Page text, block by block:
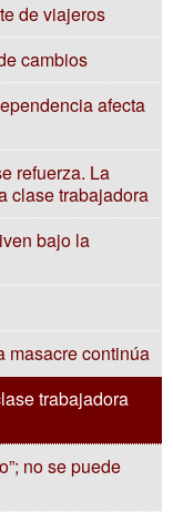
de viajeros
cambios
afecta
refuerza. La
clase trabajadora
bajo la
masacre continúa
trabajadora
no se puede